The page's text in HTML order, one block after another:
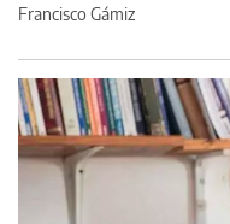
Francisco Gámiz